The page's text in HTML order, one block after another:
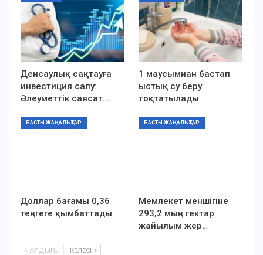
Денсаулық сақтауға
инвестиция салу:
Әлеуметтік саясат…
1 маусымнан бастап
ыстық су беру
тоқтатылады
БАСТЫ ЖАҢАЛЫҚТАР
Доллар бағамы 0,36
теңгеге қымбаттады
БАСТЫ ЖАҢАЛЫҚТАР
Мемлекет меншігіне
293,2 мың гектар
жайылым жер…
АЛДЫҢҒЫ КЕЛЕСІ